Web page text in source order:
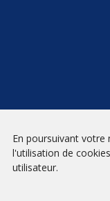
NEWSLETTER
En poursuivant votre
l'utilisation de
utilisateur.